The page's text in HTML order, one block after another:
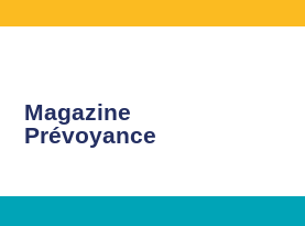
Magazine
Prévoyance